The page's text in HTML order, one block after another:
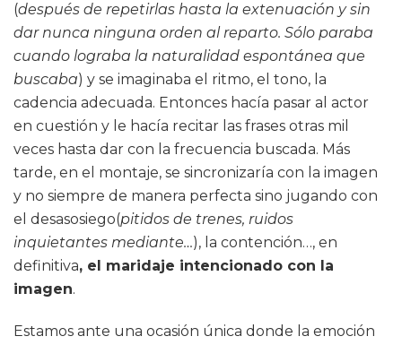
(después de repetirlas hasta la extenuación y sin
dar nunca ninguna orden al reparto. Sólo paraba
cuando lograba la naturalidad espontánea que
buscaba) y se imaginaba el ritmo, el tono, la
cadencia adecuada. Entonces hacía pasar al actor
en cuestión y le hacía recitar las frases otras mil
veces hasta dar con la frecuencia buscada. Más
tarde, en el montaje, se sincronizaría con la imagen
y no siempre de manera perfecta sino jugando con
el desasosiego(pitidos de trenes, ruidos
inquietantes mediante…), la contención…, en
definitiva, el maridaje intencionado con la
imagen.
Estamos ante una ocasión única donde la emoción